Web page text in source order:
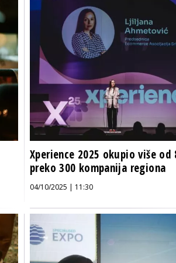
Xperience 2025 okupio više od
preko 300 kompanija regiona
04/10/2025 | 11:30